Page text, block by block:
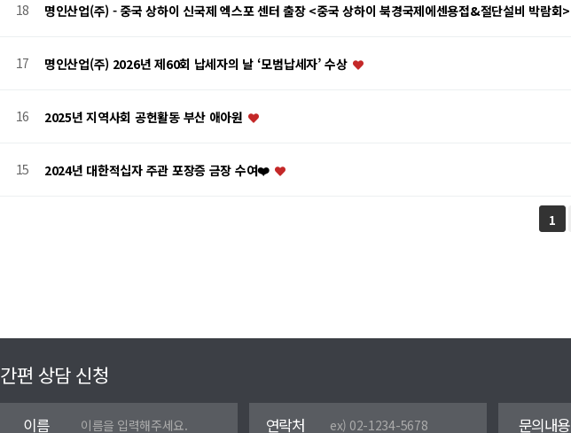
18 명인산업(주) - 중국 상하이 신국제 엑스포 센터 출장 <중국 상하이 북경국제에센용접&절단설비 박람회>
17 명인산업(주) 2026년 제60회 납세자의 날 ‘모범납세자’ 수상
16 2025년 지역사회 공헌활동 부산 애아원
15 2024년 대한적십자 주관 포장증 금장 수여❤️
1
간편 상담 신청
이름 연락처 문의내용